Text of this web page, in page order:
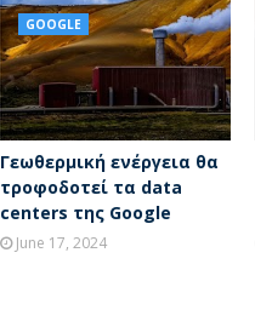
GOOGLE
Γεωθερμική ενέργεια θα
τροφοδοτεί τα data
centers της Google
June 17, 2024